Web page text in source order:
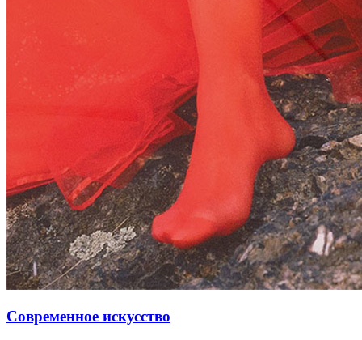
Современное искусство